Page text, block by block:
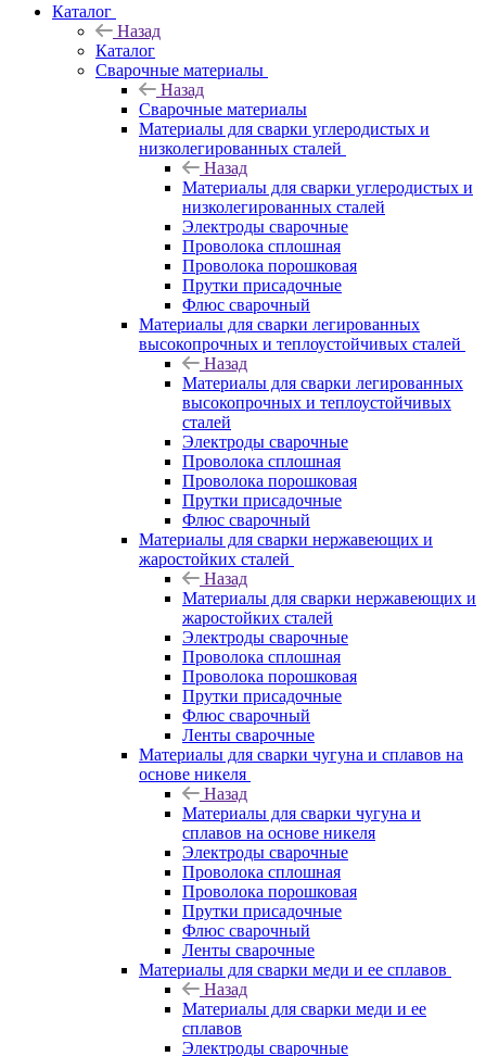
Каталог
Назад
Каталог
Сварочные материалы
Назад
Сварочные материалы
Материалы для сварки углеродистых и
низколегированных сталей
Назад
Материалы для сварки углеродистых и
низколегированных сталей
Электроды сварочные
Проволока сплошная
Проволока порошковая
Прутки присадочные
Флюс сварочный
Материалы для сварки легированных
высокопрочных и теплоустойчивых сталей
Назад
Материалы для сварки легированных
высокопрочных и теплоустойчивых
сталей
Электроды сварочные
Проволока сплошная
Проволока порошковая
Прутки присадочные
Флюс сварочный
Материалы для сварки нержавеющих и
жаростойких сталей
Назад
Материалы для сварки нержавеющих и
жаростойких сталей
Электроды сварочные
Проволока сплошная
Проволока порошковая
Прутки присадочные
Флюс сварочный
Ленты сварочные
Материалы для сварки чугуна и сплавов на
основе никеля
Назад
Материалы для сварки чугуна и
сплавов на основе никеля
Электроды сварочные
Проволока сплошная
Проволока порошковая
Прутки присадочные
Флюс сварочный
Ленты сварочные
Материалы для сварки меди и ее сплавов
Назад
Материалы для сварки меди и ее
сплавов
Электроды сварочные